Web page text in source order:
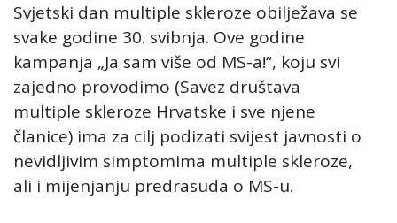
Svjetski dan multiple skleroze obilježava se
svake godine 30. svibnja. Ove godine
kampanja „Ja sam više od MS-a!“, koju svi
zajedno provodimo (Savez društava
multiple skleroze Hrvatske i sve njene
članice) ima za cilj podizati svijest javnosti o
nevidljivim simptomima multiple skleroze,
ali i mijenjanju predrasuda o MS-u.